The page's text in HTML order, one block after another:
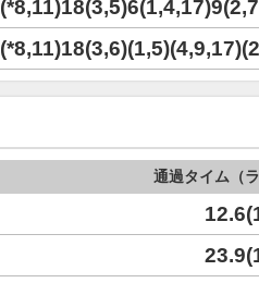
通過タイム（